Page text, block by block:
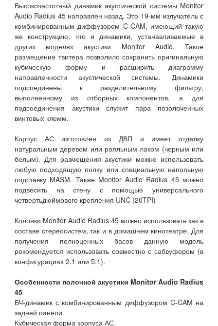
Высокочастотный динамик акустической системы Monitor
Audio Radius 45 направлен назад. Это 19-мм излучатель с
комбинированным диффузором C-CAM, имеющий такую
же конструкцию, что и динамики, устанавливаемые в
других моделях акустики Monitor Audio. Такое
размещение твитера позволило сохранить оригинальную
кубическую форму и расширить диаграмму
направленности акустической системы. Динамики
подсоединены к разделительному фильтру,
выполненному из отборных компонентов, а для
подсоединения акустики служит пара позолоченных
винтовых клемм.
Корпус АС изготовлен из ДВП и имеет отделку
натуральным деревом или рояльным лаком (черным или
белым). Для размещения акустики можно использовать
любую подходящую полку или специальную напольную
подставку MASM. Также Monitor Audio Radius 45 можно
подвесить на стену с помощью универсального
четвертьдюймового крепления UNC (20TPI)
Колонки Monitor Audio Radius 45 можно использовать как в
составе стереосистем, так и в домашнем кинотеатре. Для
получения полноценных басов данную модель
рекомендуется использовать совместно с сабвуфером (в
конфигурациях 2.1 или 5.1).
Особенности полочной акустики Monitor Audio Radius
45
ВЧ-динамик с комбинированным диффузором C-CAM на
задней панели
Кубическая форма корпуса АС